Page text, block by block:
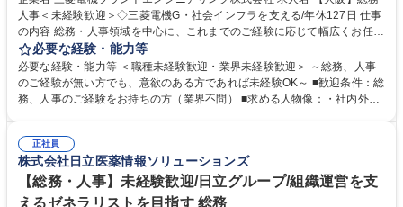
人事＜未経験歓迎＞◇三菱電機G・社会インフラを支える/年休127日 仕事
の内容 総務・人事領域を中心に、これまでのご経験に応じて幅広くお任せ
します。 ＜具体的には＞ ・総務/人事労務（給与・社保・勤怠管理など）
・採用・教育研修 ・福利厚生運用 など ※基本的には事務所勤務ですが、
採用や教育等の業務内容により、関西圏以外への日帰り・宿泊を伴う国内
出張もございます。 ※担当業務を持ちつつ、お互いに助け合いながら、総
必要な経験・能力等
必要な経験・能力等 ＜職種未経験歓迎・業界未経験歓迎＞ ～総務、人事
のご経験が無い方でも、意欲のある方であれば未経験OK～ ■歓迎条件：総
務、人事のご経験をお持ちの方（業界不問） ■求める人物像：・社内外の
正社員
株式会社日立医薬情報ソリューションズ
【総務・人事】未経験歓迎/日立グループ/組織運営を支
えるゼネラリストを目指す 総務